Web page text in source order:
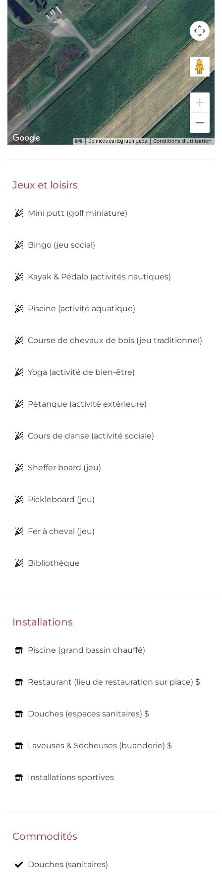
Données cartographiques Conditions d'utilisation
Jeux et loisirs
Mini putt (golf miniature)
Bingo (jeu social)
Kayak & Pédalo (activités nautiques)
Piscine (activité aquatique)
Course de chevaux de bois (jeu traditionnel)
Yoga (activité de bien-être)
Pétanque (activité extérieure)
Cours de danse (activité sociale)
Sheffer board (jeu)
Pickleboard (jeu)
Fer à cheval (jeu)
Bibliothèque
Installations
Piscine (grand bassin chauffé)
Restaurant (lieu de restauration sur place) $
Douches (espaces sanitaires) $
Laveuses & Sécheuses (buanderie) $
Installations sportives
Commodités
Douches (sanitaires)